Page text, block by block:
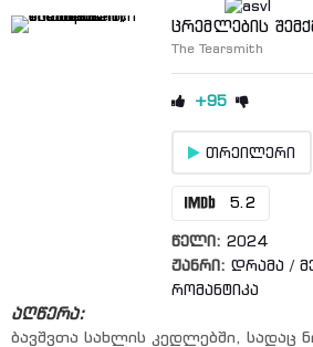
ცრემლების
The Tearsmith
+95
თრეილერი
5.2
წელი: 2024
ჟანრი: დრამა /
რომანტიკა
აღწერა:
ბავშვთა სახლის კედლებში, სადაც